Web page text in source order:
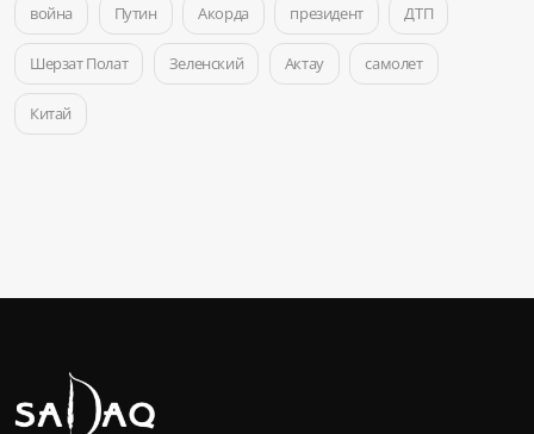
война Путин Акорда президент ДТП
Шерзат Полат Зеленский Актау самолет
Китай